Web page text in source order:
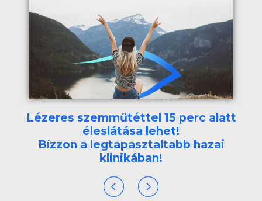
Lézeres szemműtéttel 15 perc alatt
éleslátása lehet!
Bízzon a legtapasztaltabb hazai
klinikában!